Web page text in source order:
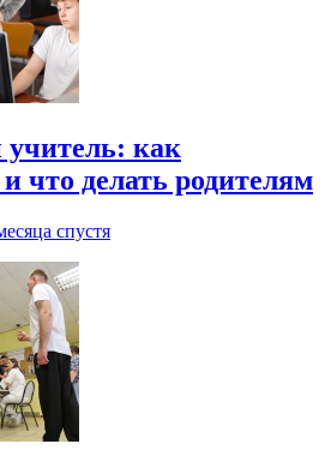
как
что делать родителям
спустя